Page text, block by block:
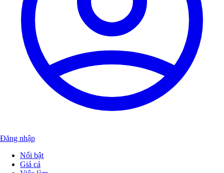
Đăng nhập
Nổi bật
Giá cả